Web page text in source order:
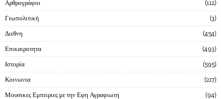
Αρθρογράφοι 112
Γεωπολιτική 3
Διεθνη 454
Επικαιροτητα 493
Ιστορία 595
Κοινωνια 217
Μουσικες Εμπειριες με την Εφη Αγραφιωτη 94